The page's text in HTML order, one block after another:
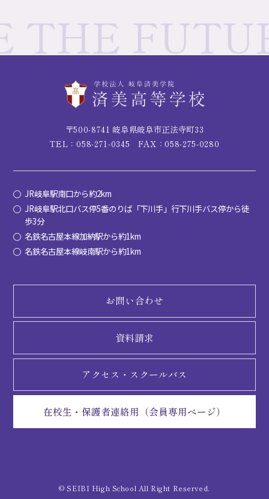
〒500-8741 岐阜県岐阜市正法寺町33
TEL：058-271-0345
FAX：058-275-0280
JR岐阜駅南口から約2km
JR岐阜駅北口バス停5番のりば「下川手」行下川手バス停から徒
歩3分
名鉄名古屋本線加納駅から約1km
名鉄名古屋本線岐南駅から約1km
お問い合わせ
資料請求
アクセス・ スクールバス
在校生・保護者連絡用（会員専用ページ）
© SEIBI High School All Right Reserved.